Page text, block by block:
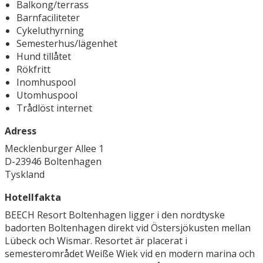
Balkong/terrass
Barnfaciliteter
Cykeluthyrning
Semesterhus/lägenhet
Hund tillåtet
Rökfritt
Inomhuspool
Utomhuspool
Trådlöst internet
Adress
Mecklenburger Allee 1
D-23946 Boltenhagen
Tyskland
Hotellfakta
BEECH Resort Boltenhagen ligger i den nordtyske
badorten Boltenhagen direkt vid Östersjökusten mellan
Lübeck och Wismar. Resortet är placerat i
semesterområdet Weiße Wiek vid en modern marina och